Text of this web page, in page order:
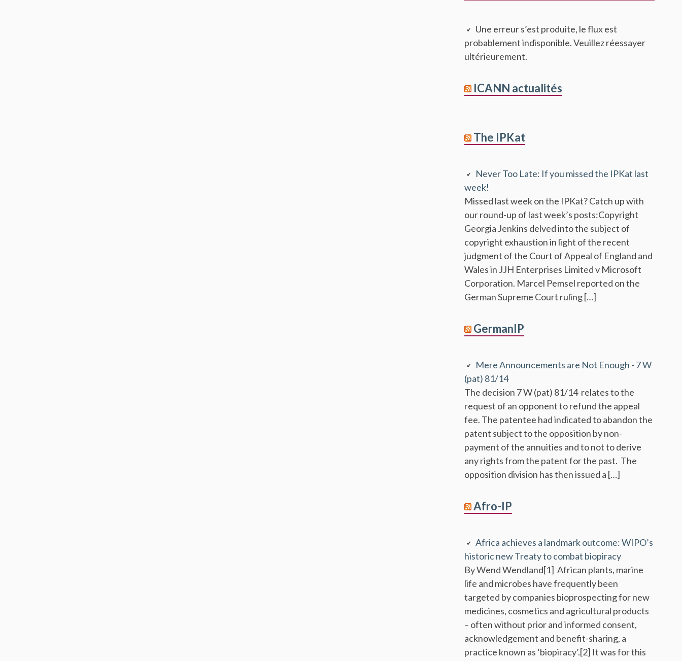
Une erreur s’est produite, le flux est
probablement indisponible. Veuillez réessayer
ultérieurement.
ICANN actualités
The IPKat
Never Too Late: If you missed the IPKat last
week!
Missed last week on the IPKat? Catch up with
our round-up of last week’s posts:Copyright
Georgia Jenkins delved into the subject of
copyright exhaustion in light of the recent
judgment of the Court of Appeal of England and
Wales in JJH Enterprises Limited v Microsoft
Corporation. Marcel Pemsel reported on the
German Supreme Court ruling […]
GermanIP
Mere Announcements are Not Enough - 7 W
(pat) 81/14
The decision 7 W (pat) 81/14 relates to the
request of an opponent to refund the appeal
fee. The patentee had indicated to abandon the
patent subject to the opposition by non-
payment of the annuities and to not to derive
any rights from the patent for the past. The
opposition division has then issued a […]
Afro-IP
Africa achieves a landmark outcome: WIPO’s
historic new Treaty to combat biopiracy
By Wend Wendland[1] African plants, marine
life and microbes have frequently been
targeted by companies bioprospecting for new
medicines, cosmetics and agricultural products
– often without prior and informed consent,
acknowledgement and benefit-sharing, a
practice known as ‘biopiracy’.[2] It was for this